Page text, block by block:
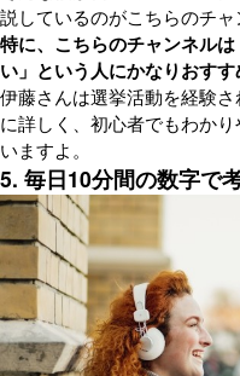
説しているのがこちらのチャ
特に、こちらのチャンネル
い」という人にかなりおすす
伊藤さんは選挙活動を経験
に詳しく、初心者でもわか
いますよ。
5. 毎日10分間の数字で